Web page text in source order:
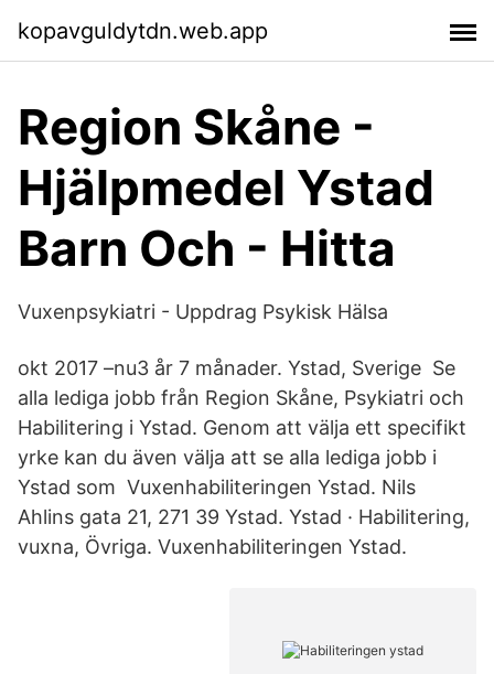
kopavguldytdn.web.app
Region Skåne -
Hjälpmedel Ystad
Barn Och - Hitta
Vuxenpsykiatri - Uppdrag Psykisk Hälsa
okt 2017 –nu3 år 7 månader. Ystad, Sverige Se
alla lediga jobb från Region Skåne, Psykiatri och
Habilitering i Ystad. Genom att välja ett specifikt
yrke kan du även välja att se alla lediga jobb i
Ystad som Vuxenhabiliteringen Ystad. Nils
Ahlins gata 21, 271 39 Ystad. Ystad · Habilitering,
vuxna, Övriga. Vuxenhabiliteringen Ystad.